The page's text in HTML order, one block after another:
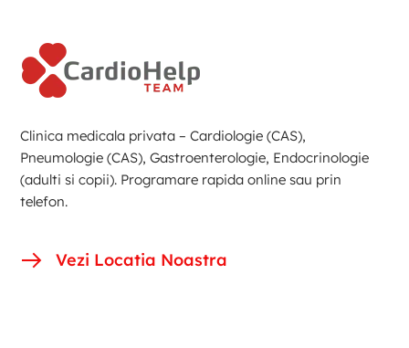
Clinica medicala privata – Cardiologie (CAS),
Pneumologie (CAS), Gastroenterologie, Endocrinologie
(adulti si copii). Programare rapida online sau prin
telefon.
Vezi Locatia Noastra